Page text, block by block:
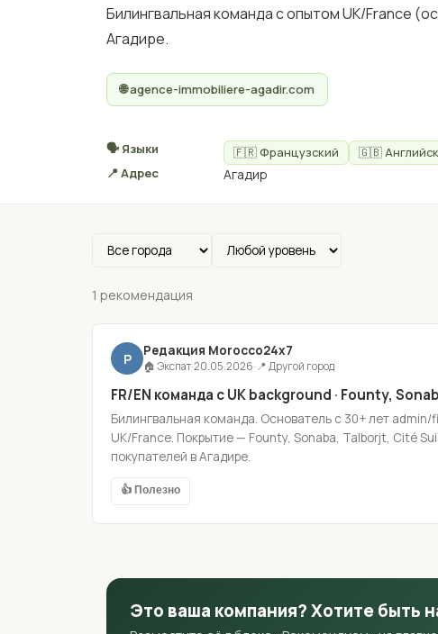
Билингвальная команда с опытом UK/France
Агадире.
🌐 agence-immobiliere-agadir.com
🗣 Языки 🇫🇷 Французский
🇬🇧
📍 Адрес
Агадир
1 рекомендация
Р Редакция Morocco24x7
🏠 Экспат·20.05.2026·📍 Другой город
FR/EN команда с UK background · Founty,
Билингвальная команда. Основатель с 30+ лет
UK/France. Покрытие — Founty, Sonaba, Talborjt, Cité
покупателей в Агадире.
👍 Полезно
Это ваша компания? Хотите быть